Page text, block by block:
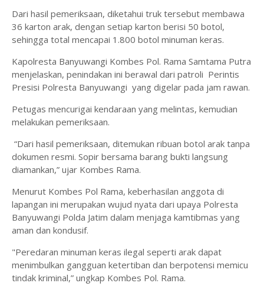
Dari hasil pemeriksaan, diketahui truk tersebut membawa
36 karton arak, dengan setiap karton berisi 50 botol,
sehingga total mencapai 1.800 botol minuman keras.
Kapolresta Banyuwangi Kombes Pol. Rama Samtama Putra
menjelaskan, penindakan ini berawal dari patroli Perintis
Presisi Polresta Banyuwangi yang digelar pada jam rawan.
Petugas mencurigai kendaraan yang melintas, kemudian
melakukan pemeriksaan.
“Dari hasil pemeriksaan, ditemukan ribuan botol arak tanpa
dokumen resmi. Sopir bersama barang bukti langsung
diamankan,” ujar Kombes Rama.
Menurut Kombes Pol Rama, keberhasilan anggota di
lapangan ini merupakan wujud nyata dari upaya Polresta
Banyuwangi Polda Jatim dalam menjaga kamtibmas yang
aman dan kondusif.
"Peredaran minuman keras ilegal seperti arak dapat
menimbulkan gangguan ketertiban dan berpotensi memicu
tindak kriminal,” ungkap Kombes Pol. Rama.